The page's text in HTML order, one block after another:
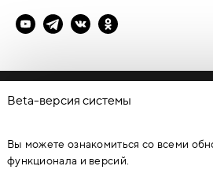
Политика
© Каталог дверей - DverProf, 2021-
являются объектами авторского
копирование, распространение,
Beta-версия системы
Вы можете ознакомиться со всеми
функционала и версий.